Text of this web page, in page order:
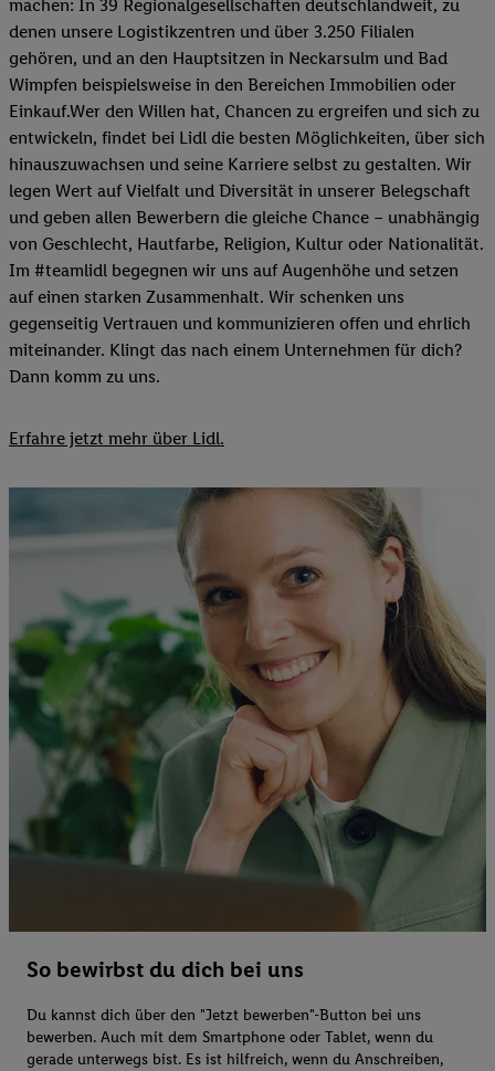
machen: In 39 Regionalgesellschaften deutschlandweit, zu
denen unsere Logistikzentren und über 3.250 Filialen
gehören, und an den Hauptsitzen in Neckarsulm und Bad
Wimpfen beispielsweise in den Bereichen Immobilien oder
Einkauf.Wer den Willen hat, Chancen zu ergreifen und sich zu
entwickeln, findet bei Lidl die besten Möglichkeiten, über sich
hinauszuwachsen und seine Karriere selbst zu gestalten. Wir
legen Wert auf Vielfalt und Diversität in unserer Belegschaft
und geben allen Bewerbern die gleiche Chance – unabhängig
von Geschlecht, Hautfarbe, Religion, Kultur oder Nationalität.
Im #teamlidl begegnen wir uns auf Augenhöhe und setzen
auf einen starken Zusammenhalt. Wir schenken uns
gegenseitig Vertrauen und kommunizieren offen und ehrlich
miteinander. Klingt das nach einem Unternehmen für dich?
Dann komm zu uns.​
Erfahre jetzt mehr über Lidl.
So bewirbst du dich bei uns
Du kannst dich über den "Jetzt bewerben"-Button bei uns
bewerben. Auch mit dem Smartphone oder Tablet, wenn du
gerade unterwegs bist. Es ist hilfreich, wenn du Anschreiben,